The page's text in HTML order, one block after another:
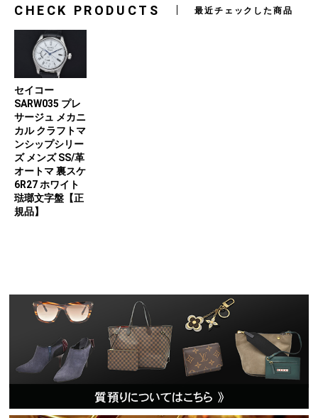
CHECK PRODUCTS 最近チェックした商品
セイコー
SARW035 プレ
サージュ メカニ
カル クラフトマ
ンシップシリー
ズ メンズ SS/革
オートマ 裏スケ
6R27 ホワイト
琺瑯文字盤【正
規品】